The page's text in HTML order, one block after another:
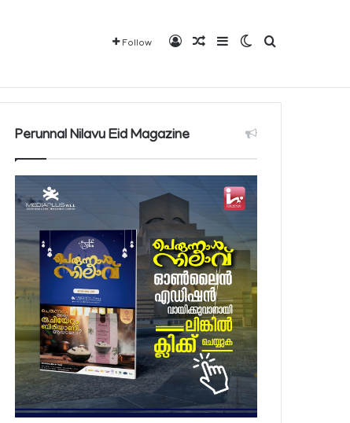
Follow Log InRandom Article
SidebarSwitch skin
Search for
Perunnal Nilavu Eid Magazine